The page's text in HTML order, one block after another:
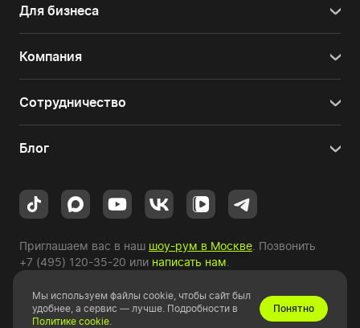
Для бизнеса
Компания
Сотрудничество
Блог
Приглашаем вас в наш шоу-рум в Москве . Позвонить
+7 (495) 120-35-20 или написать нам
Copyright © 2010-2026 HYPERPC.
Мы используем файлы cookie, чтобы сайт был
удобнее, а сервис — лучше. Подробности в
Политике cookie.
Понятно